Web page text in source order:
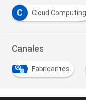
C Cloud Computing
Canales
Fabricantes